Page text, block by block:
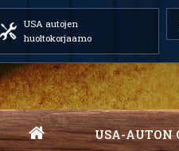
USA autojen
huoltokorjaamo
USA-AUTON